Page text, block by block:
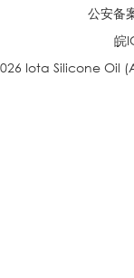
公安备
皖
Iota Silicone Oil